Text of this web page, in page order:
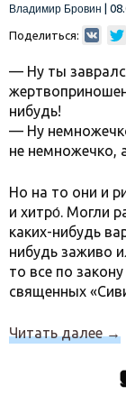
Владимир Бровин |
Поделиться:
— Ну ты
нибудь!
— Ну
не немножечко,
Но на то они и
и хитро́. Могли
каких-нибудь
нибудь заживо
то все по
священных
Читать далее→